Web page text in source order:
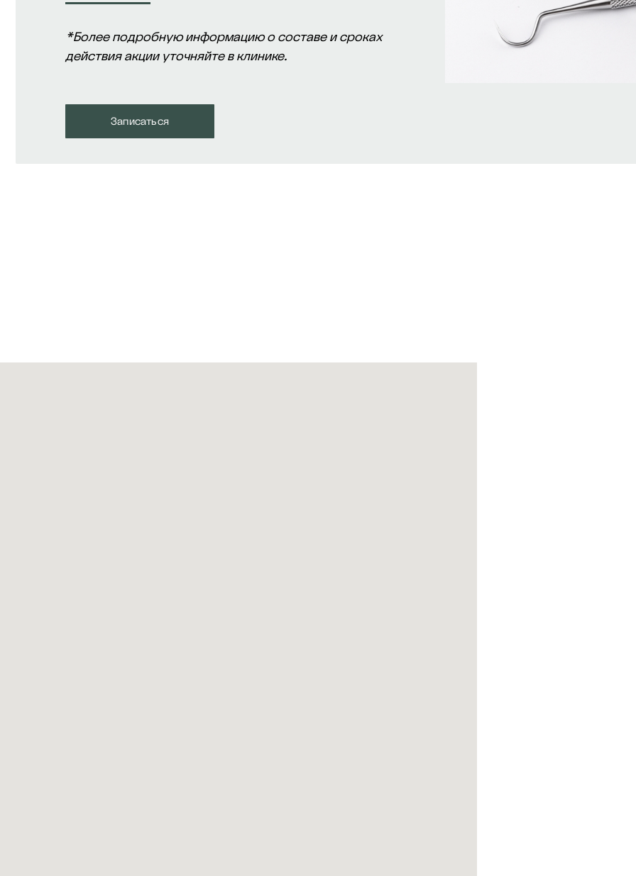
*Более подробную информацию о составе и сроках
действия акции уточняйте в клинике.
Записаться